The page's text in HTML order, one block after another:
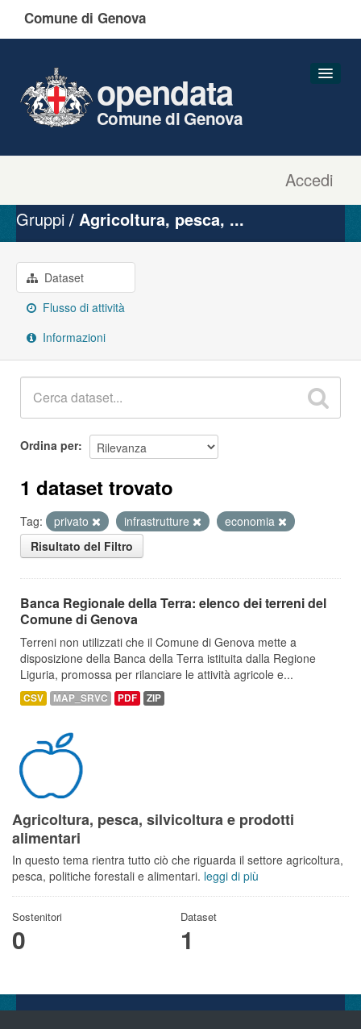
Comune di Genova
Accedi
opendata
Comune di Genova
Organizzazioni
Gruppi
Informazioni
Gruppi Agricoltura, pesca, ...
Dataset
Flusso di attività
Informazioni
Ordina per
1 dataset trovato
Tag: privato infrastrutture
economia
Risultato del Filtro
Banca Regionale della Terra: elenco dei terreni del
Comune di Genova
Terreni non utilizzati che il Comune di Genova mette a
disposizione della Banca della Terra istituita dalla Regione
Liguria, promossa per rilanciare le attività agricole e...
CSV MAP_SRVC PDF ZIP
Agricoltura, pesca, silvicoltura e prodotti
alimentari
In questo tema rientra tutto ciò che riguarda il settore agricoltura,
pesca, politiche forestali e alimentari. leggi di più
Sostenitori
0
Dataset
1